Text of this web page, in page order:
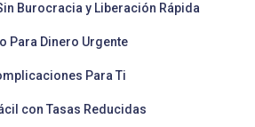
Burocracia y Liberación Rápida
Para Dinero Urgente
Para Ti
con Tasas Reducidas